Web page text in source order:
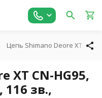
Цепь Shimano Deore XT CN-
XT CN-HG95,
116 зв.,